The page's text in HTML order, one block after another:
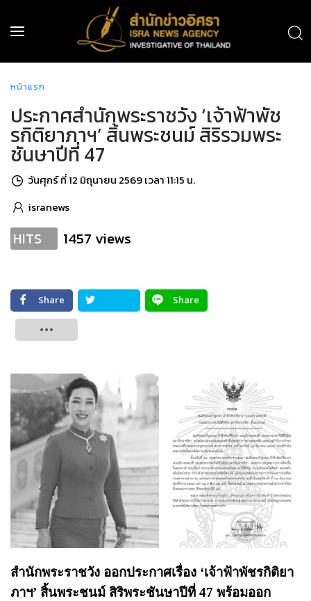
หน้าแรก
ประกาศสำนักพระราชวัง ‘เจ้าฟ้าพัช
รกิติยาภาฯ’ สิ้นพระชนม์ สิริรวมพระ
ชันษาปีที่ 47
วันศุกร์ ที่ 12 มิถุนายน 2569 เวลา 11:15 น.
isranews
HITS 1457 views
Share
Share
สำนักพระราชวัง ออกประกาศเรื่อง ‘เจ้าฟ้าพัชรกิติยา
ภาฯ’ สิ้นพระชนม์ สิริพระชันษาปีที่ 47 พร้อมออก